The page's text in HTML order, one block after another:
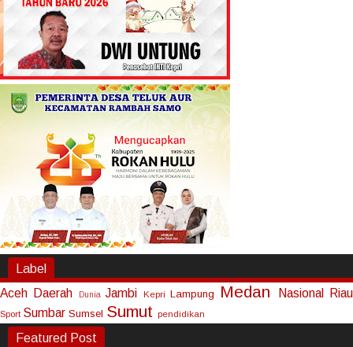
Label
Aceh Daerah Dunia Jambi Kepri Lampung Medan Nasional Riau
Sport Sumbar Sumsel Sumut pendidikan
Featured Post